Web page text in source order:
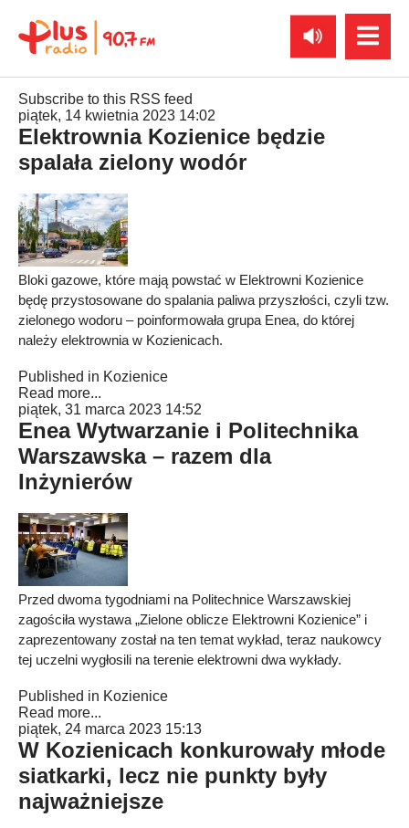
Subscribe to this RSS feed
piątek, 14 kwietnia 2023 14:02
Elektrownia Kozienice będzie
spalała zielony wodór
Bloki gazowe, które mają powstać w Elektrowni Kozienice
będę przystosowane do spalania paliwa przyszłości, czyli tzw.
zielonego wodoru – poinformowała grupa Enea, do której
należy elektrownia w Kozienicach.
Published in Kozienice
Read more...
piątek, 31 marca 2023 14:52
Enea Wytwarzanie i Politechnika
Warszawska – razem dla
Inżynierów
Przed dwoma tygodniami na Politechnice Warszawskiej
zagościła wystawa „Zielone oblicze Elektrowni Kozienice” i
zaprezentowany został na ten temat wykład, teraz naukowcy
tej uczelni wygłosili na terenie elektrowni dwa wykłady.
Published in Kozienice
Read more...
piątek, 24 marca 2023 15:13
W Kozienicach konkurowały młode
siatkarki, lecz nie punkty były
najważniejsze